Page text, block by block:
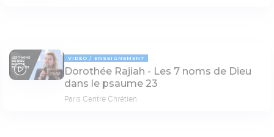
29:08
VIDÉO ENSEIGNEMENT
Dorothée Rajiah - Les 7 noms de Dieu
dans le psaume 23
Paris Centre Chrétien